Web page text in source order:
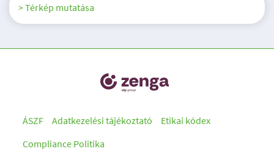
> Térkép mutatása
ÁSZF Adatkezelési tájékoztató
Etikai kódex
Compliance Politika